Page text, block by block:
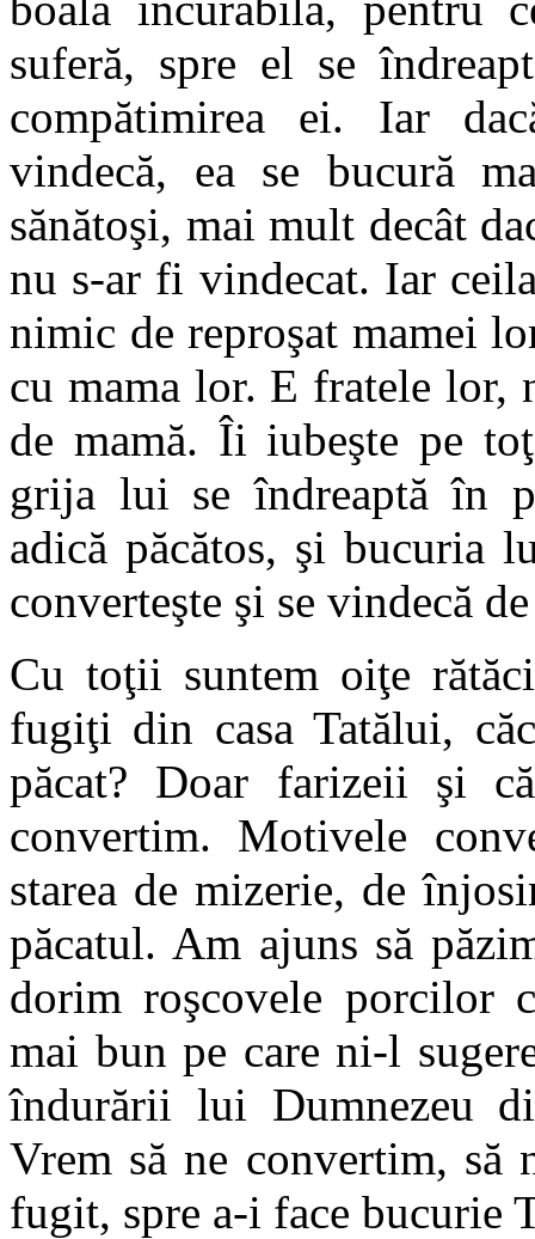
suferă, spre el se
compătimirea ei. Iar
vindecă, ea se bucură
sănătoşi, mai mult decât
nu s-ar fi vindecat. Iar
nimic de reproşat mamei
cu mama lor. E fratele lor,
de mamă. Îi iubeşte pe
grija lui se îndreaptă în
adică păcătos, şi bucuria
converteşte şi se vindecă
Cu toţii suntem oiţe
fugiţi din casa Tatălui,
păcat? Doar farizeii şi
convertim. Motivele
starea de mizerie, de
păcatul. Am ajuns să
dorim roşcovele
mai bun pe care ni-l
îndurării lui Dumnezeu
Vrem să ne convertim, să
fugit, spre a-i face bucurie